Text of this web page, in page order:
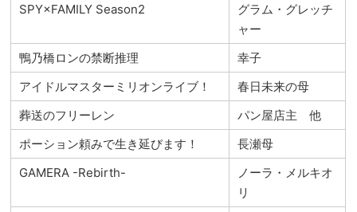
SPY×FAMILY Season2
グラム・グレッチ
ャー
鴨乃橋ロンの禁断推理
幸子
アイドルマスターミリオンライブ！
春日未来の母
葬送のフリーレン
パン屋店主 他
ポーション頼みで生き延びます！
長瀬母
GAMERA -Rebirth-
ノーラ・メルキオ
リ